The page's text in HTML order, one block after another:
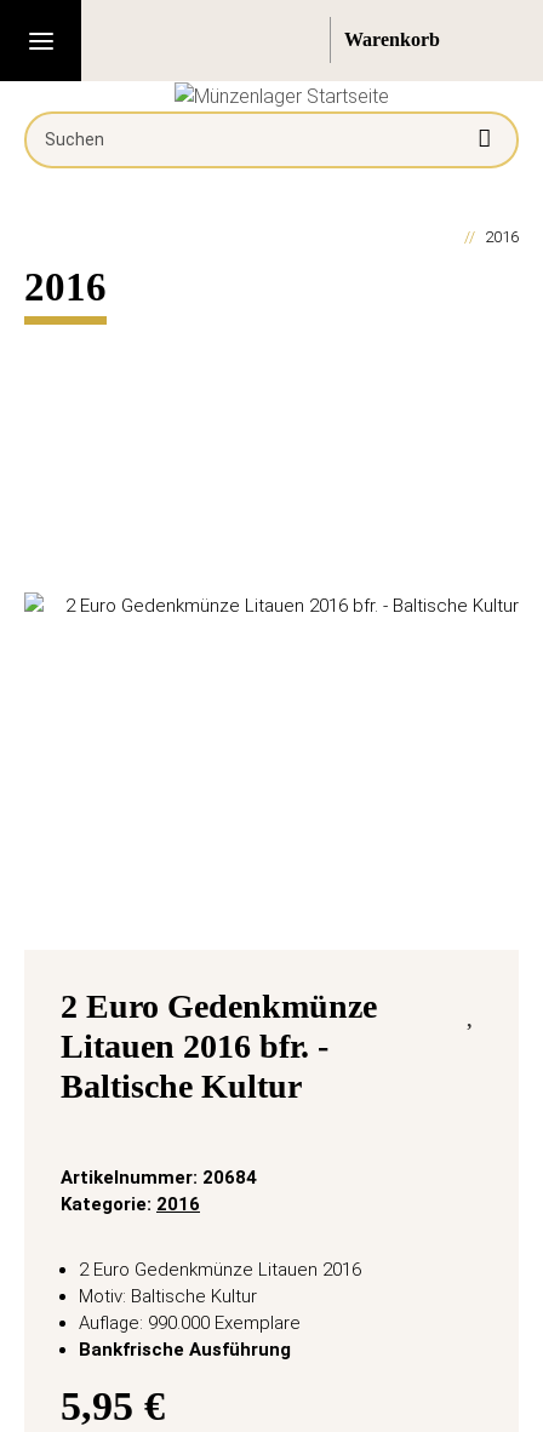
2016
2016
2 Euro Gedenkmünze
Litauen 2016 bfr. -
Baltische Kultur
Artikelnummer: 20684
Kategorie: 2016
2 Euro Gedenkmünze Litauen 2016
Motiv: Baltische Kultur
Auflage: 990.000 Exemplare
Bankfrische Ausführung
5,95 €